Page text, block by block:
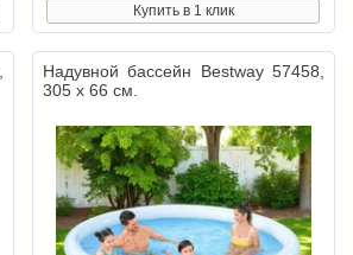
Купить в 1 клик
Надувной бассейн Bestway 57458,
305 х 66 см.